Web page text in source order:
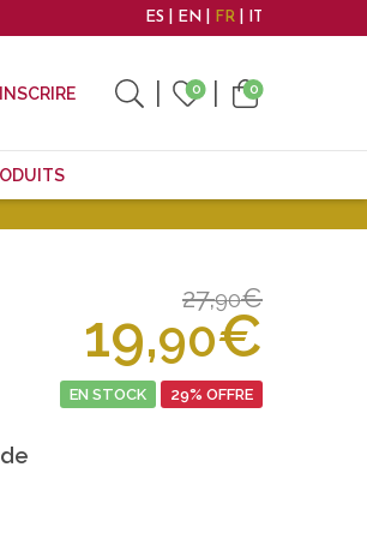
ES EN FR IT
0 0
27,90€
19,90€
EN STOCK 29% OFFRE